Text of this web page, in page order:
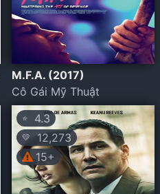
M.F.A. (2017)
Cô Gái Mỹ Thuật
⭐ 4.3
💛
12,273
15+